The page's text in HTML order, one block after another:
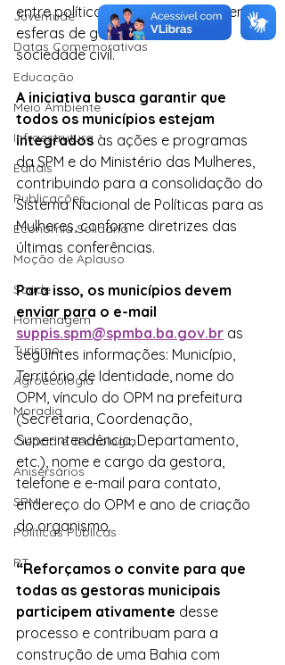
Juventude
Datas Comemorativas
Educação
Meio Ambiente
Infraestrutura
Editais
Publicações
Economia Solidária
Moção de Aplauso
Saúde
Homenagem
Turismo
Agroecologia
Moradia
Ciência e Tecnologia
Anisersários
SPM
Políticas Públicas
PT
entre políticas públicas nas diferentes
esferas de governo e com a
sociedade civil.
A iniciativa busca garantir que
todos os municípios estejam
integrados às ações e programas
da SPM e do Ministério das Mulheres,
contribuindo para a consolidação do
Sistema Nacional de Políticas para as
Mulheres, conforme diretrizes das
últimas conferências.
Para isso, os municípios devem
enviar para o e-mail
suppis.spm@spmba.ba.gov.br as
seguintes informações: Município,
Território de Identidade, nome do
OPM, vínculo do OPM na prefeitura
(Secretaria, Coordenação,
Superintendência, Departamento,
etc.), nome e cargo da gestora,
telefone e e-mail para contato,
endereço do OPM e ano de criação
do organismo.
“Reforçamos o convite para que
todas as gestoras municipais
participem ativamente desse
processo e contribuam para a
construção de uma Bahia com